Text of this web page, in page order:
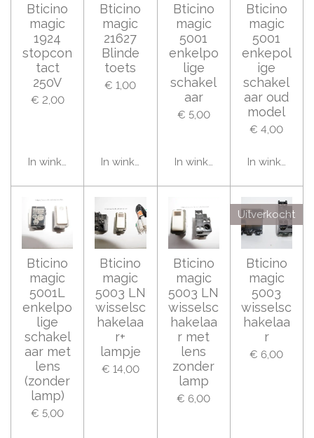
Bticino
magic
1924
stopcon
tact
250V
€ 2,00
In winkelwagen
Bticino
magic
21627
Blinde
toets
€ 1,00
In winkelwagen
Bticino
magic
5001
enkelpo
lige
schakel
aar
€ 5,00
In winkelwagen
Bticino
magic
5001
enkepol
ige
schakel
aar oud
model
€ 4,00
In
Bticino
magic
5001L
enkelpo
lige
schakel
aar met
lens
(zonder
lamp)
€ 5,00
Bticino
magic
5003 LN
wisselsc
hakelaa
r+
lampje
€ 14,00
Bticino
magic
5003 LN
wisselsc
hakelaa
r met
lens
zonder
lamp
€ 6,00
Uitverkocht
Bticino
magic
5003
wisselsc
hakelaa
r
€ 6,00